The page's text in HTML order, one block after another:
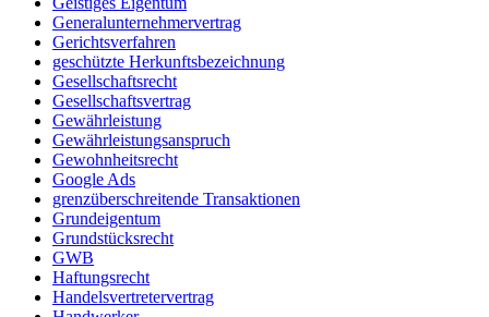
Generalunternehmervertrag
Gerichtsverfahren
geschützte Herkunftsbezeichnung
Gesellschaftsrecht
Gesellschaftsvertrag
Gewährleistung
Gewährleistungsanspruch
Gewohnheitsrecht
Google Ads
grenzüberschreitende Transaktionen
Grundeigentum
Grundstücksrecht
GWB
Haftungsrecht
Handelsvertretervertrag